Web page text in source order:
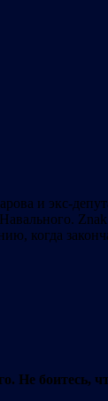
и экс-
когда
Не боитесь,